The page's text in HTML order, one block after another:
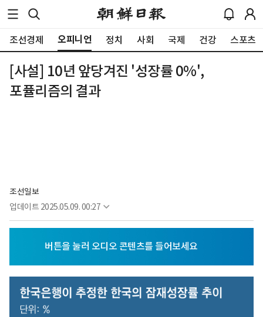
조선경제 오피니언 정치 사회 국제 건강 스포츠
[사설] 10년 앞당겨진 '성장률 0%',
포퓰리즘의 결과
조선일보
업데이트 2025.05.09. 00:27